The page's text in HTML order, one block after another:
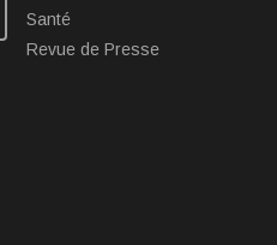
Santé
Revue de Presse